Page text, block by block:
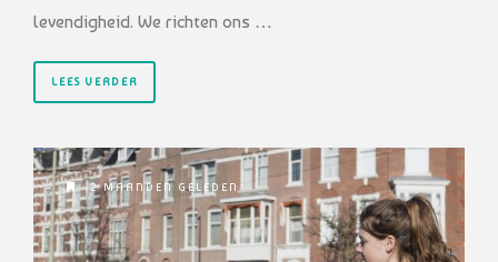
levendigheid. We richten ons …
LEES VERDER
2 MAANDEN GELEDEN